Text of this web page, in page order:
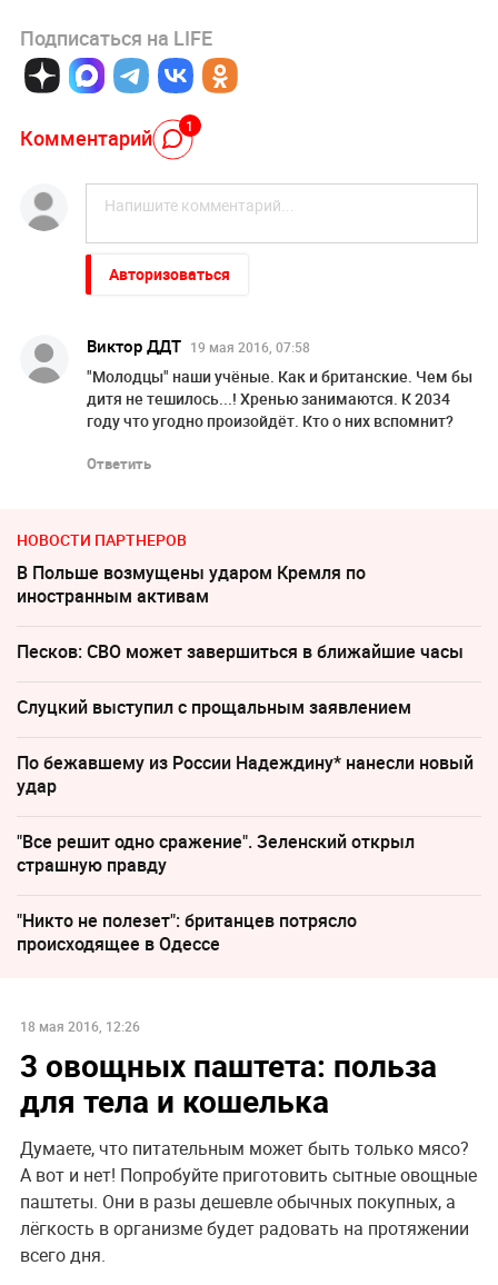
Подписаться на LIFE
Комментарий 1
Авторизоваться
Виктор ДДТ 19 мая 2016, 07:58
"Молодцы" наши учёные. Как и британские. Чем бы
дитя не тешилось...! Хренью занимаются. К 2034
году что угодно произойдёт. Кто о них вспомнит?
Ответить
НОВОСТИ ПАРТНЕРОВ
В Польше возмущены ударом Кремля по
иностранным активам
Песков: СВО может завершиться в ближайшие часы
Слуцкий выступил с прощальным заявлением
По бежавшему из России Надеждину* нанесли новый
удар
"Все решит одно сражение". Зеленский открыл
страшную правду
"Никто не полезет": британцев потрясло
происходящее в Одессе
18 мая 2016, 12:26
3 овощных паштета: польза
для тела и кошелька
Думаете, что питательным может быть только мясо?
А вот и нет! Попробуйте приготовить сытные овощные
паштеты. Они в разы дешевле обычных покупных, а
лёгкость в организме будет радовать на протяжении
всего дня.